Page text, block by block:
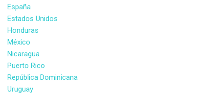
España
Estados Unidos
Honduras
México
Nicaragua
Puerto Rico
República Dominicana
Uruguay